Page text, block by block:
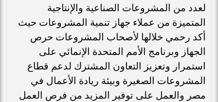
لعدد من المشروعات الصناعية والإنتاجية
المتميزة من عملاء جهاز تنمية المشروعات حيث
أكد رحمي خلالها لأصحاب المشروعات حرص
الجهاز وبرنامج الأمم المتحدة الإنمائي على
استمرار وتعزيز التعاون المشترك لدعم قطاع
المشروعات الصغيرة وبيئة ريادة الأعمال في
مصر والعمل على توفير المزيد من فرص العمل